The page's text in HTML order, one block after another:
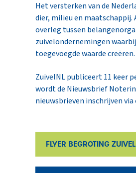
Het versterken van de
dier, milieu en
overleg tussen
zuivelondernemingen
toegevoegde waarde creëren.
ZuivelNL publiceert 11 keer
wordt de Nieuwsbrief
nieuwsbrieven inschrijven
FLYER BEGROTING